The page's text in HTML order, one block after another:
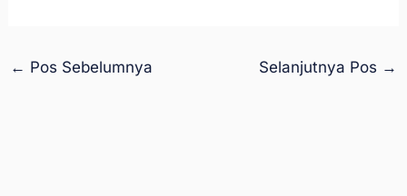
← Pos Sebelumnya Selanjutnya Pos →